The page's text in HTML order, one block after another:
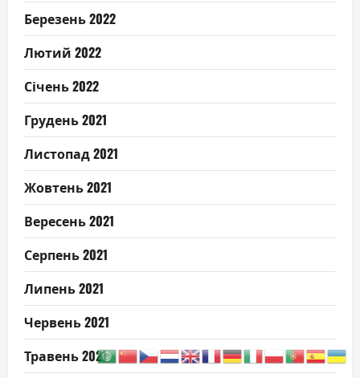
Березень 2022
Лютий 2022
Січень 2022
Грудень 2021
Листопад 2021
Жовтень 2021
Вересень 2021
Серпень 2021
Липень 2021
Червень 2021
Травень 2021